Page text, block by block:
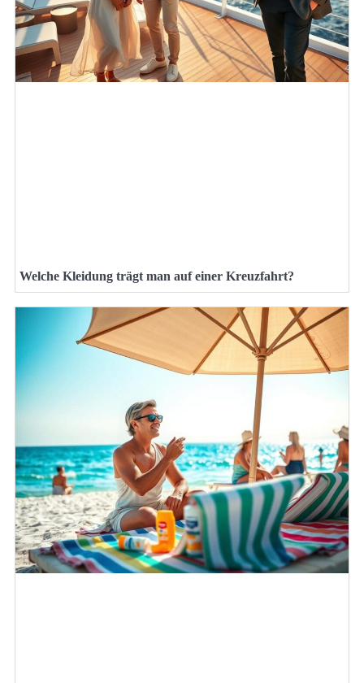
Welche Kleidung trägt man auf einer Kreuzfahrt?